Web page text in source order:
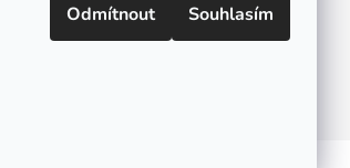
Odmítnout Souhlasím